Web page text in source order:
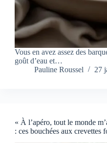
Vous en avez assez des
goût d’eau et…
Pauline Roussel
27
« À l’apéro, tout le monde
: ces bouchées aux crevettes